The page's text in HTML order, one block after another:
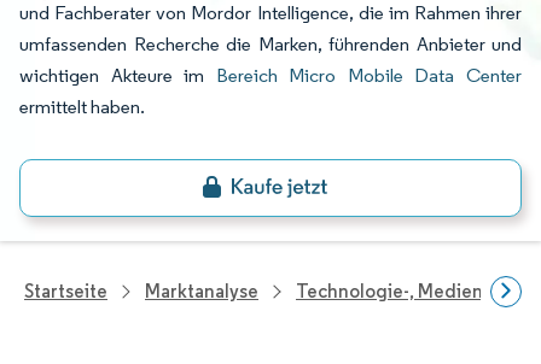
und Fachberater von Mordor Intelligence, die im Rahmen ihrer
umfassenden Recherche die Marken, führenden Anbieter und
wichtigen Akteure im Bereich Micro Mobile Data Center
ermittelt haben.
Startseite Marktanalyse Technologie-, Medien- Und